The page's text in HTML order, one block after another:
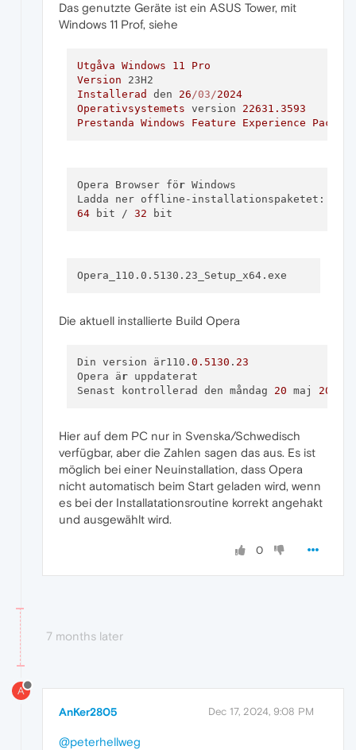
Das genutzte Geräte ist ein ASUS Tower, mit
Windows 11 Prof, siehe
Utgåva Windows 11
Pro
Version
Installerad den 26 /03/2024
Operativsystemets version 22631.3593
Prestanda Windows Feature Experience Pack
Opera Browser för Windows
64 bit / 32
Die aktuell installierte Build Opera
Din version är110. 0.5130 . 23
Opera är uppdaterat
Senast kontrollerad den måndag 20 maj 2024
Hier auf dem PC nur in Svenska/Schwedisch
verfügbar, aber die Zahlen sagen das aus. Es ist
möglich bei einer Neuinstallation, dass Opera
nicht automatisch beim Start geladen wird, wenn
es bei der Installatationsroutine korrekt angehakt
und ausgewählt wird.
0
7 months later
A
AnKer2805 Dec 17, 2024, 9:08 PM
@peterhellweg